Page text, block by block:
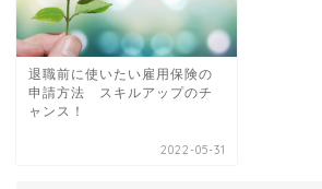
退職前に使いたい雇用保険の
申請方法 スキルアップのチ
ャンス！
2022-05-31